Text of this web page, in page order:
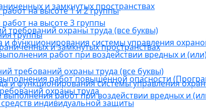
и замкнутых пространствах
требований охраны труда (все буквы)
функционирования системы управления
работ при воздействии вредных и
работ повышенной опасности
охраны труда
индивидуальной защиты
на высоте 1 и 2 группы
на высоте 3 группы
группы
и замкнутых пространствах
требований охраны труда (все буквы)
и функционирования системы управления
работ при воздействии вредных и